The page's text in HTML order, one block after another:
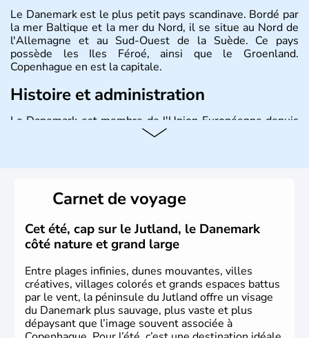
Le Danemark est le plus petit pays scandinave. Bordé par
la mer Baltique et la mer du Nord, il se situe au Nord de
l'Allemagne et au Sud-Ouest de la Suède. Ce pays
possède les Iles Féroé, ainsi que le Groenland.
Copenhague en est la capitale.
Histoire et administration
Le Danemark est membre de l'Union Européenne depuis
1973 et ses habitants s'appellent les Danois. Il possède
Carnet de voyage
Cet été, cap sur le Jutland, le Danemark
côté nature et grand large
Entre plages infinies, dunes mouvantes, villes
créatives, villages colorés et grands espaces battus
par le vent, la péninsule du Jutland offre un visage
du Danemark plus sauvage, plus vaste et plus
dépaysant que l’image souvent associée à